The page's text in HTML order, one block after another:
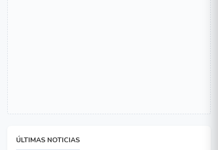
ÚLTIMAS NOTICIAS